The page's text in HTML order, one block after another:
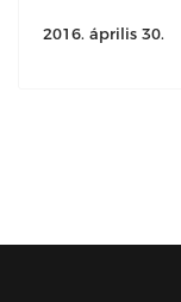
2016. április 30.